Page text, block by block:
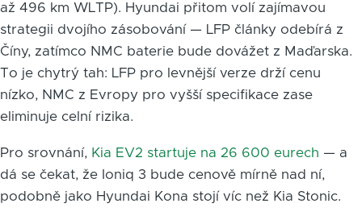
až 496 km WLTP). Hyundai přitom volí zajímavou
strategii dvojího zásobování — LFP články odebírá z
Číny, zatímco NMC baterie bude dovážet z Maďarska.
To je chytrý tah: LFP pro levnější verze drží cenu
nízko, NMC z Evropy pro vyšší specifikace zase
eliminuje celní rizika.
Pro srovnání, Kia EV2 startuje na 26 600 eurech — a
dá se čekat, že Ioniq 3 bude cenově mírně nad ní,
podobně jako Hyundai Kona stojí víc než Kia Stonic.